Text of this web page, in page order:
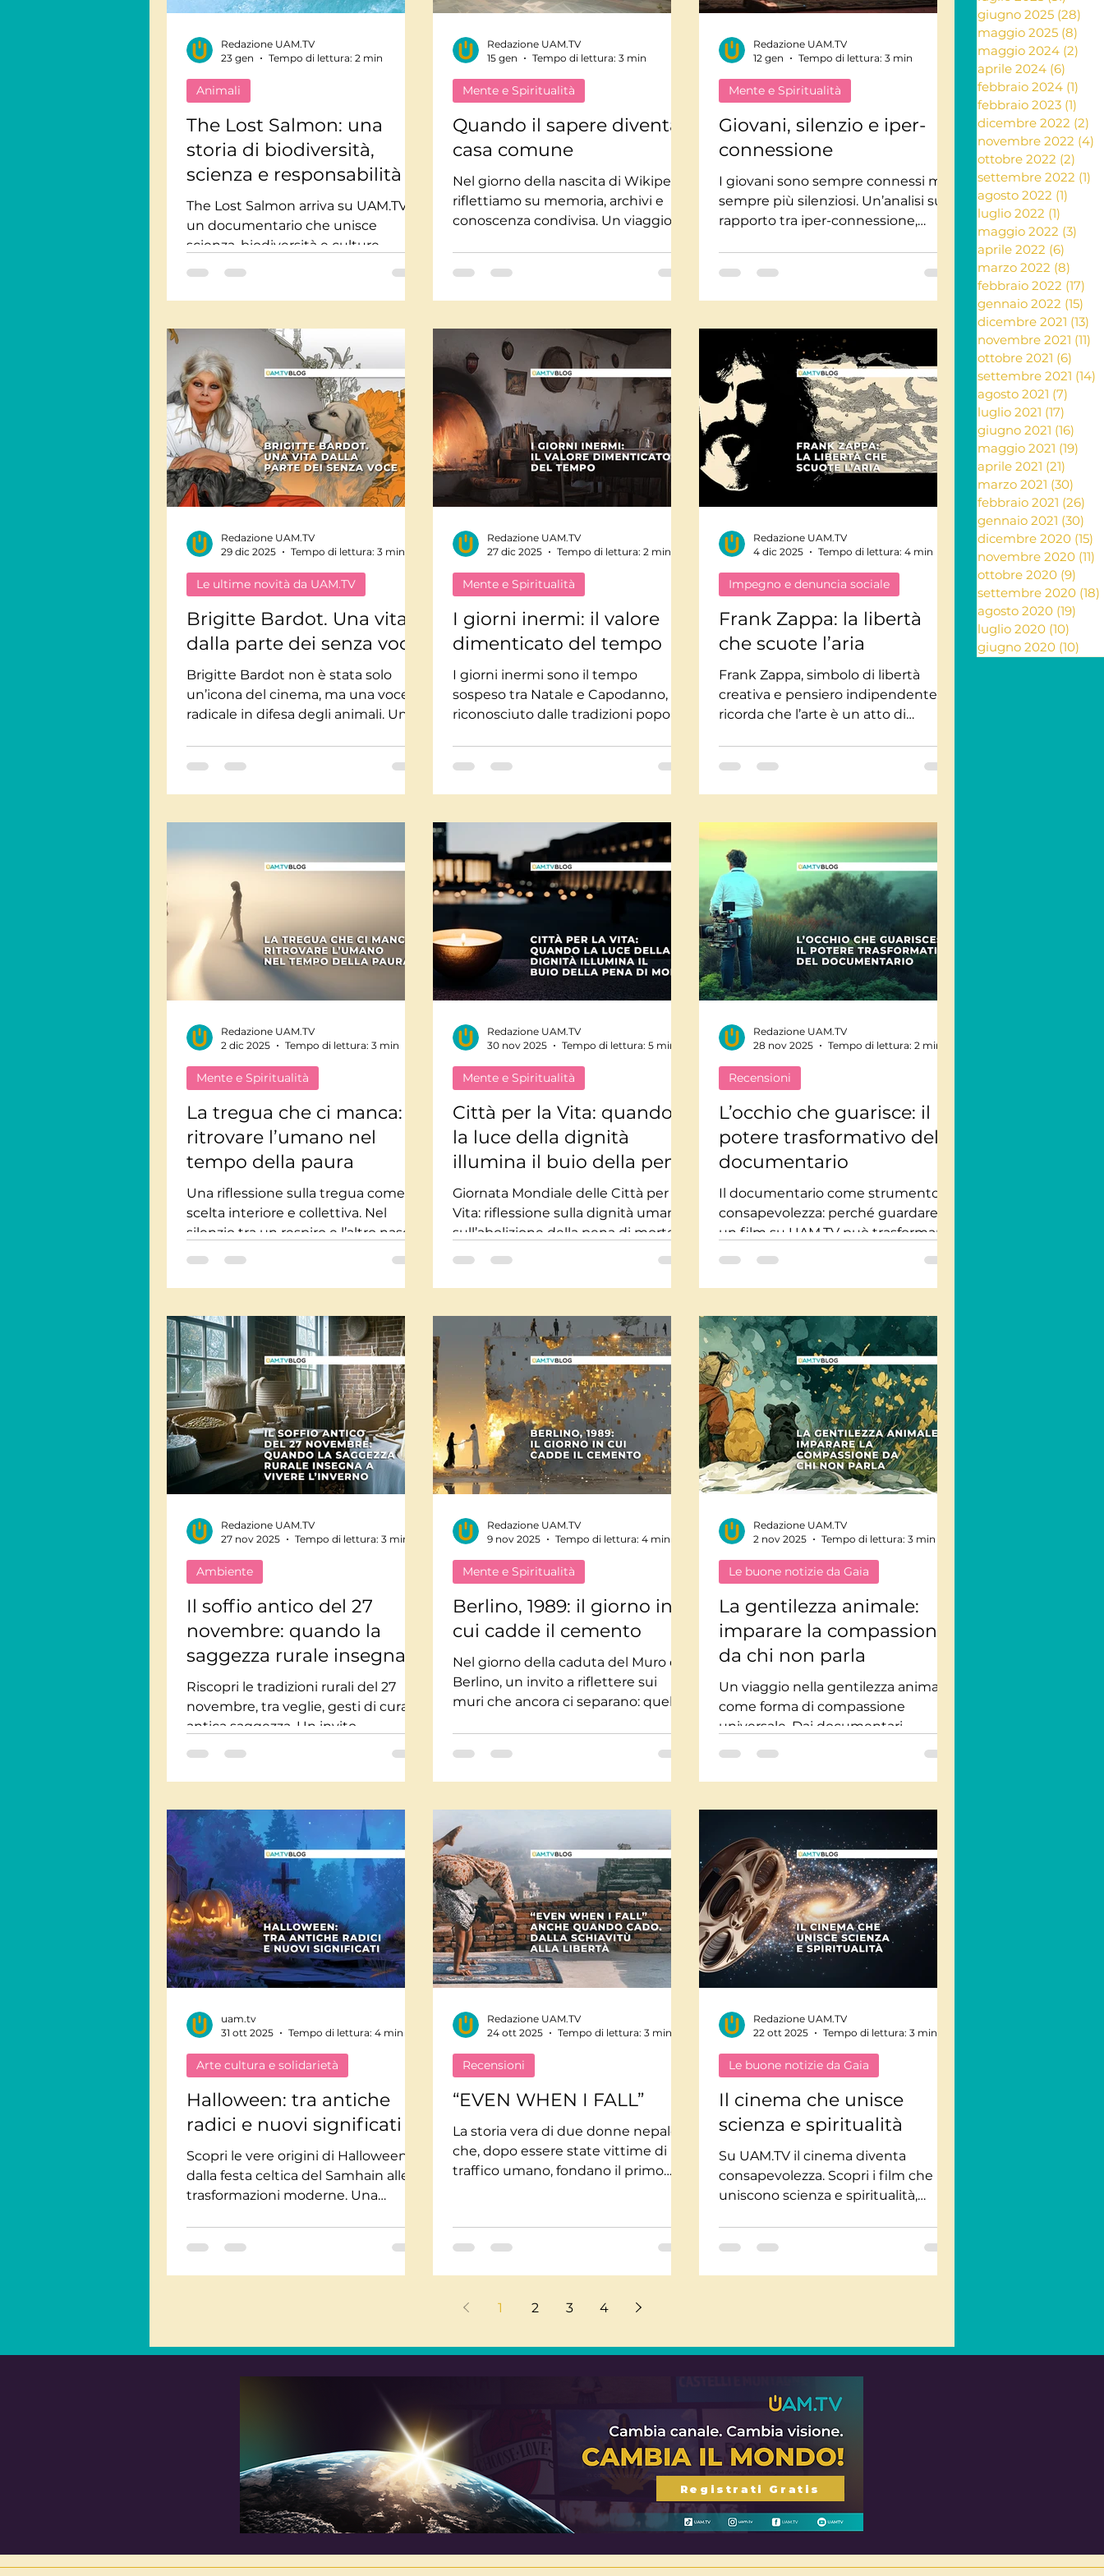
Viaggi Consapevoli Mindfulnes e Olismo Storie a lieto fine Piante e rimedi naturali
Personaggi Misteri Tecnologia Storia
Giornate Mondiali Musica Salute Medicina Interviste Letteratura
Audiolibri
The Lost Salmon: una
storia di biodiversità,
scienza e responsabilità
The Lost Salmon arriva su UAM.TV:
un documentario che unisce
scienza, biodiversità e culture
indigene per raccontare perché la
minaccia ecosistemi e futuro.
Animali
Redazione UAM.TV
23 gen
Tempo di lettura: 2 min
Quando il sapere diventa
casa comune
Nel giorno della nascita di Wikipedia
riflettiamo su memoria, archivi e
conoscenza condivisa. Un viaggio
nell’era digitale.
Mente e Spiritualità
Redazione UAM.TV
15 gen
Tempo di lettura: 3 min
Giovani, silenzio e iper-
connessione
I giovani sono sempre connessi ma
sempre più silenziosi. Un’analisi sul
rapporto tra iper-connessione,
Mente e Spiritualità
Redazione UAM.TV
12 gen
Tempo di lettura: 3 min
Brigitte Bardot. Una vita
dalla parte dei senza voce
Brigitte Bardot non è stata solo
un’icona del cinema, ma una voce
radicale in difesa degli animali. Un
Le ultime novità da UAM.TV
Redazione UAM.TV
29 dic 2025
Tempo di lettura: 3 min
I giorni inermi: il valore
dimenticato del tempo
I giorni inermi sono il tempo
sospeso tra Natale e Capodanno,
riconosciuto dalle tradizioni popolari
valore dimenticato del tempo che
non produce ma prepara.
Mente e Spiritualità
Redazione UAM.TV
27 dic 2025
Tempo di lettura: 2 min
Frank Zappa: la libertà
che scuote l’aria
Frank Zappa, simbolo di libertà
creativa e pensiero indipendente, ci
ricorda che l’arte è un atto di
Impegno e denuncia sociale
Redazione UAM.TV
4 dic 2025
Tempo di lettura: 4 min
La tregua che ci manca:
ritrovare l’umano nel
tempo della paura
Una riflessione sulla tregua come
scelta interiore e collettiva. Nel
silenzio tra un respiro e l’altro nasce
la possibilità di ritrovare l’umano.
Mente e Spiritualità
Redazione UAM.TV
2 dic 2025
Tempo di lettura: 3 min
Città per la Vita: quando
la luce della dignità
illumina il buio della pena
di morte
Giornata Mondiale delle Città per la
Vita: riflessione sulla dignità umana,
sull’abolizione della pena di morte e
sulla violenza dei linguaggi che
Mente e Spiritualità
Redazione UAM.TV
30 nov 2025
Tempo di lettura: 5 min
L’occhio che guarisce: il
potere trasformativo del
documentario
Il documentario come strumento di
consapevolezza: perché guardare
un film su UAM.TV può trasformare
il modo in cui osserviamo il mondo
Recensioni
Redazione UAM.TV
28 nov 2025
Tempo di lettura: 2 min
Il soffio antico del 27
novembre: quando la
saggezza rurale insegna a
vivere l’inverno
Riscopri le tradizioni rurali del 27
novembre, tra veglie, gesti di cura e
antica saggezza. Un invito
consapevole a prepararsi all’inverno
Ambiente
Redazione UAM.TV
27 nov 2025
Tempo di lettura: 3 min
Berlino, 1989: il giorno in
cui cadde il cemento
Nel giorno della caduta del Muro di
Berlino, un invito a riflettere sui
muri che ancora ci separano: quelli
algoritmi che alimentano paura e
divisione, l’articolo esplora come la
Mente e Spiritualità
Redazione UAM.TV
9 nov 2025
Tempo di lettura: 4 min
La gentilezza animale:
imparare la compassione
da chi non parla
Un viaggio nella gentilezza animale
come forma di compassione
universale. Dai documentari
Sheltered, Cat Nation, Ocean Souls
riflessione sul linguaggio silenzioso
insegna ad ascoltare la vita.
Le buone notizie da Gaia
Redazione UAM.TV
2 nov 2025
Tempo di lettura: 3 min
Halloween: tra antiche
radici e nuovi significati
Scopri le vere origini di Halloween,
dalla festa celtica del Samhain alle
trasformazioni moderne. Una
significato profondo di una notte
che ancora ci parla attraverso i
Arte cultura e solidarietà
uam.tv
31 ott 2025
Tempo di lettura: 4 min
“EVEN WHEN I FALL”
La storia vera di due donne nepalesi
che, dopo essere state vittime di
traffico umano, fondano il primo
Recensioni
Redazione UAM.TV
24 ott 2025
Tempo di lettura: 3 min
Il cinema che unisce
scienza e spiritualità
Su UAM.TV il cinema diventa
consapevolezza. Scopri i film che
uniscono scienza e spiritualità,
Le buone notizie da Gaia
Redazione UAM.TV
22 ott 2025
Tempo di lettura: 3 min
1 2 3 4
giugno 2025 (28)
maggio 2025 (8)
maggio 2024 (2)
aprile 2024 (6)
febbraio 2024 (1)
febbraio 2023 (1)
dicembre 2022 (2)
novembre 2022 (4)
ottobre 2022 (2)
settembre 2022 (1)
agosto 2022 (1)
luglio 2022 (1)
maggio 2022 (3)
aprile 2022 (6)
marzo 2022 (8)
febbraio 2022 (17)
gennaio 2022 (15)
dicembre 2021 (13)
novembre 2021 (11)
ottobre 2021 (6)
settembre 2021 (14)
agosto 2021 (7)
luglio 2021 (17)
giugno 2021 (16)
maggio 2021 (19)
aprile 2021 (21)
marzo 2021 (30)
febbraio 2021 (26)
gennaio 2021 (30)
dicembre 2020 (15)
novembre 2020 (11)
ottobre 2020 (9)
settembre 2020 (18)
agosto 2020 (19)
luglio 2020 (10)
giugno 2020 (10)
Registrati Gratis